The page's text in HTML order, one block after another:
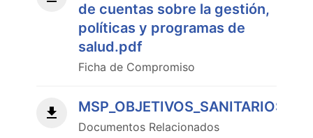
de cuentas sobre la gestión,
políticas y programas de
salud.pdf
Ficha de Compromiso
Documentos Relacionados